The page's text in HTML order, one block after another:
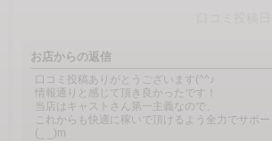
お店からの返信
口コミ投稿ありがとうございます(^^♪
情報通りと感じて頂き良かったです！
当店はキャストさん第一主義なので、
これからも快適に稼いで頂けるよう全力でサポ
(_ _)m